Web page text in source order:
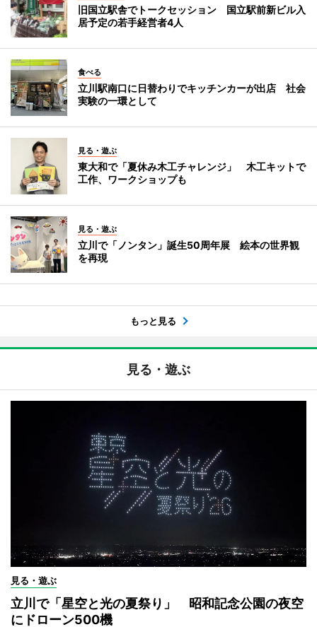
旧国立駅舎でトークセッション 国立駅前新ビル入
居予定の若手経営者4人
食べる
立川駅南口に日替わりでキッチンカーが出店 社会
実験の一環として
見る・遊ぶ
東大和で「夏休み木工チャレンジ」 木工キットで
工作、ワークショップも
見る・遊ぶ
立川で「ノンタン」誕生50周年展 絵本の世界観
を再現
もっと見る
見る・遊ぶ
見る・遊ぶ
立川で「星空と光の夏祭り」 昭和記念公園の夜空
にドローン500機